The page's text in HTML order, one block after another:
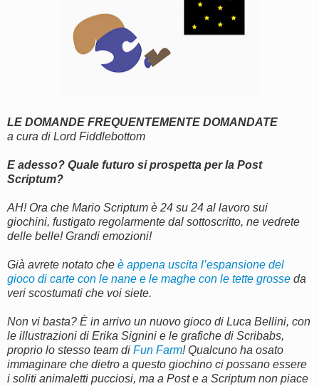
LE DOMANDE FREQUENTEMENTE DOMANDATE
a cura di Lord Fiddlebottom
E adesso? Quale futuro si prospetta per la Post
Scriptum?
AH! Ora che Mario Scriptum è 24 su 24 al lavoro sui
giochini, fustigato regolarmente dal sottoscritto, ne vedrete
delle belle! Grandi emozioni!
Già avrete notato che è appena uscita l’espansione del
gioco di carte con le nane e le maghe con le tette grosse da
veri scostumati che voi siete.
Non vi basta? È in arrivo un nuovo gioco di Luca Bellini, con
le illustrazioni di Erika Signini e le grafiche di Scribabs,
proprio lo stesso team di Fun Farm! Qualcuno ha osato
immaginare che dietro a questo giochino ci possano essere
i soliti animaletti pucciosi, ma a Post e a Scriptum non piace